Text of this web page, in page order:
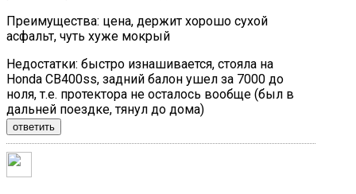
Преимущества: цена, держит хорошо сухой
асфальт, чуть хуже мокрый
Недостатки: быстро изнашивается, стояла на
Honda CB400ss, задний балон ушел за 7000 до
ноля, т.е. протектора не осталось вообще (был в
дальней поездке, тянул до дома)
ответить